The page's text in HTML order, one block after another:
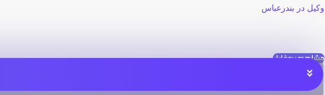
وکیل در بندرعباس
مشاهده پروفایل